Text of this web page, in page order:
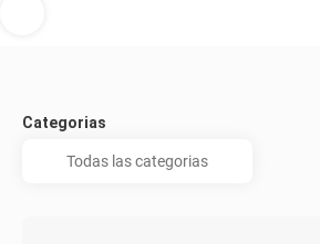
Categorias